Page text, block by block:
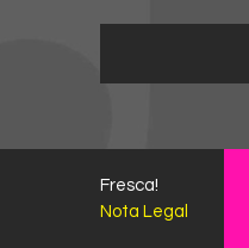
Fresca!
Nota Legal